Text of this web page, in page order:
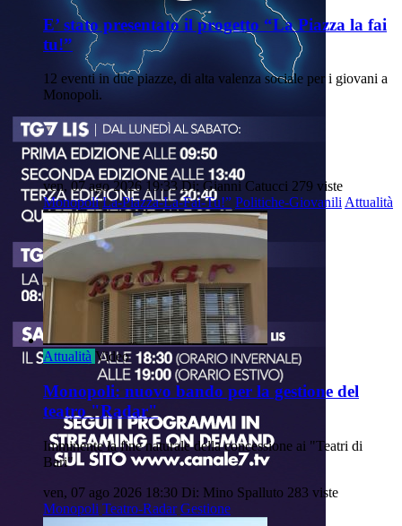
E’ stato presentato il progetto “La Piazza la fai
tu!”
12 eventi in due piazze, di alta valenza sociale per i giovani a
Monopoli.
ven, 07 ago 2026 19:33 Di: Gianni Catucci 279 viste
Monopoli La-Piazza-La-Fai-Tu!” Politiche-Giovanili Attualità
Attualità Video
Monopoli: nuovo bando per la gestione del
teatro "Radar"
Imminente la fine naturale della concessione ai "Teatri di
Bari"
ven, 07 ago 2026 18:30 Di: Mino Spalluto 283 viste
Monopoli Teatro-Radar Gestione